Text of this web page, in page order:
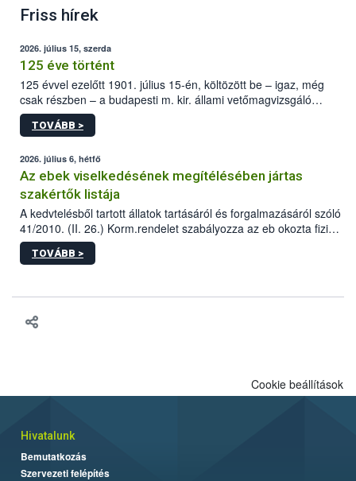
Friss hírek
2026. július 15, szerda
125 éve történt
125 évvel ezelőtt 1901. július 15-én, költözött be – igaz, még
csak részben – a budapesti m. kir. állami vetőmagvizsgáló
állomás a Kis Rókus utca 15. szám alatti, Czigler Győző által
tervezett új épületébe.
TOVÁBB >
2026. július 6, hétfő
Az ebek viselkedésének megítélésében jártas
szakértők listája
A kedvtelésből tartott állatok tartásáról és forgalmazásáról szóló
41/2010. (II. 26.) Korm.rendelet szabályozza az eb okozta fizikai
sérülés, illetve ennek veszélye keletkezésekor felmerülő
hatósági feladatokat, valamint a veszélyes eb tartását és annak
TOVÁBB >
Cookie beállítások
Hivatalunk
Bemutatkozás
Szervezeti felépítés